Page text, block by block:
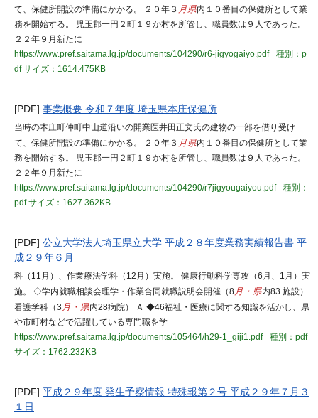
て、保健所開設の準備にかかる。 ２０年３ 月県内１０番目の保健所として業
務を開始する。 児玉郡一円２町１９か村を所管し、職員数は９人であった。
２２年９月新たに
https://www.pref.saitama.lg.jp/documents/104290/r6-jigyogaiyo.pdf
種別：p
dfサイズ：1614.475KB
[PDF] 事業概要 令和７年度 埼玉県本庄保健所
当時の本庄町仲町中山道沿いの開業医井田正文氏の建物の一部を借り受け
て、保健所開設の準備にかかる。 ２０年３ 月県内１０番目の保健所として業
務を開始する。 児玉郡一円２町１９か村を所管し、職員数は９人であった。
２２年９月新たに
https://www.pref.saitama.lg.jp/documents/104290/r7jigyougaiyou.pdf
種別：
pdfサイズ：1627.362KB
[PDF] 公立大学法人埼玉県立大学 平成２８年度業務実績報告書 平
成２９年６月
科（11月）、作業療法学科（12月）実施。 健康行動科学専攻（6月、1月）実
施。 ◇学内就職相談会理学・作業合同就職説明会開催（8月・県内83 施設）
看護学科（3 月・県内28病院） Ａ ◆46福祉・医療に関する知識を活かし、県
や市町村などで活躍している専門職を学
https://www.pref.saitama.lg.jp/documents/105464/h29-1_giji1.pdf
種別：pdf
サイズ：1762.232KB
[PDF] 平成２９年度 発生予察情報 特殊報第２号 平成２９年７月３
１日